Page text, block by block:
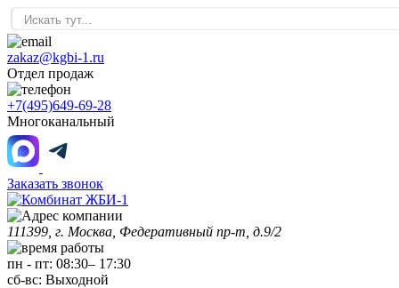
zakaz@kgbi-1.ru
Отдел продаж
+7(495)649-69-28
Многоканальный
Заказать звонок
111399, г. Москва, Федеративный пр-т, д.9/2
пн - пт: 08:30– 17:30
сб-вс: Выходной